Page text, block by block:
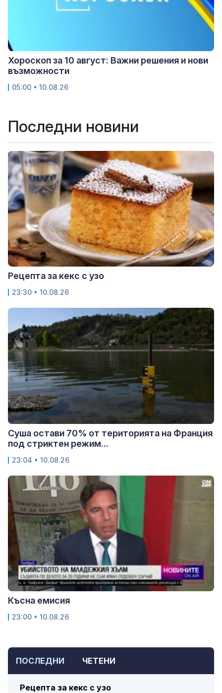
ПОСЛЕДНИ ЧЕТЕНИ
Рецепта за кекс с узо
Хороскоп за 10 август: Важни решения и нови
възможности
05:00 • 10.08.26
Последни новини
Рецепта за кекс с узо
23:30 • 10.08.26
Суша остави 70% от територията на Франция
под стриктен режим...
23:04 • 10.08.26
Късна емисия
23:00 • 10.08.26